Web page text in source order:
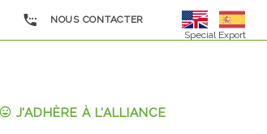
NOUS CONTACTER
Special Export
J'ADHÈRE À L'ALLIANCE